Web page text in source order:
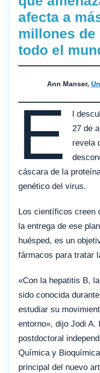
afecta a
millones de
todo el
Ann Manser,
E
l
27 de
revela
cáscara de la
genético del virus.
Los científicos creen
la entrega de ese
huésped, es un
fármacos para tratar
«Con la hepatitis B,
sido conocida
estudiar su
entorno», dijo Jodi A.
postdoctoral
Química y
principal del nuevo